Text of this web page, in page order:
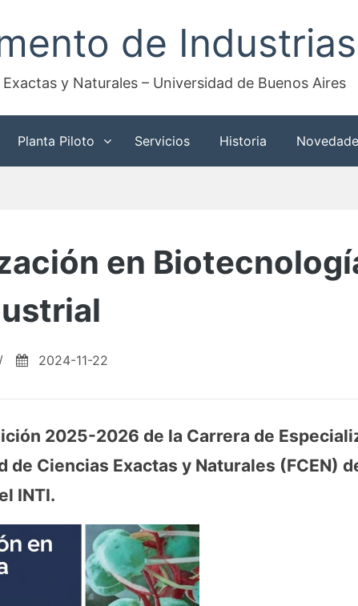
de Industrias
y Naturales – Universidad de Buenos Aires
Planta Piloto Servicios Historia
en
/ 2024-11-22
2025-2026 de la Carrera de
Ciencias Exactas y Naturales (FCEN)
INTI.